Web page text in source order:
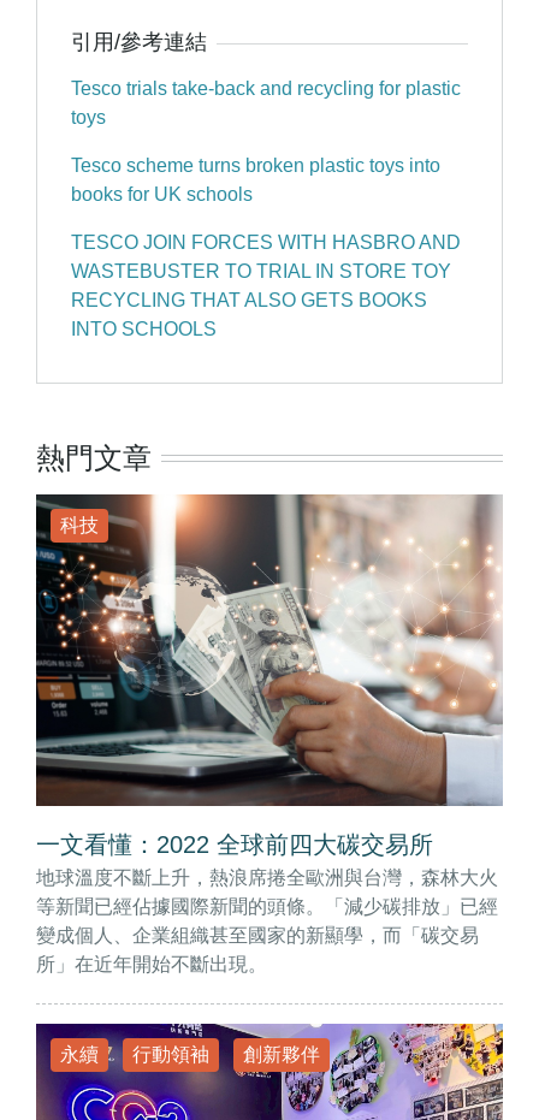
引用/參考連結
Tesco trials take-back and recycling for plastic
toys
Tesco scheme turns broken plastic toys into
books for UK schools
TESCO JOIN FORCES WITH HASBRO AND
WASTEBUSTER TO TRIAL IN STORE TOY
RECYCLING THAT ALSO GETS BOOKS
INTO SCHOOLS
熱門文章
科技
一文看懂：2022 全球前四大碳交易所
地球溫度不斷上升，熱浪席捲全歐洲與台灣，森林大火
等新聞已經佔據國際新聞的頭條。「減少碳排放」已經
變成個人、企業組織甚至國家的新顯學，而「碳交易
所」在近年開始不斷出現。
永續 行動領袖 創新夥伴